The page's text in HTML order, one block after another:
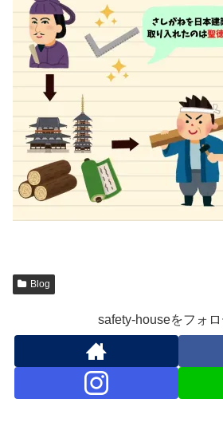
Blog
safety-houseをフォ